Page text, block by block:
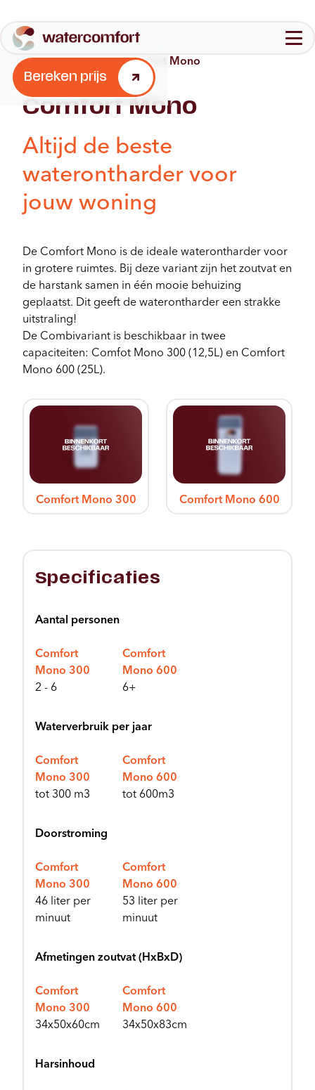
Configureer jouw waterontharder
Aantal personen in jouw huishouden
Aantal badkamers 1 2
Waterontharders
Over ons
FAQ
Bereken prijs
Configurator
Bereken prijs
Home-Producten-Comfort Mono
Comfort Mono
Altijd de beste
waterontharder voor
jouw woning
De Comfort Mono is de ideale waterontharder voor
in grotere ruimtes. Bij deze variant zijn het zoutvat en
de harstank samen in één mooie behuizing
geplaatst. Dit geeft de waterontharder een strakke
uitstraling!
De Combivariant is beschikbaar in twee
capaciteiten: Comfot Mono 300 (12,5L) en Comfort
Mono 600 (25L).
Comfort Mono 300 Comfort Mono 600
Specificaties
Aantal personen
Comfort
Mono 300
2 - 6
Comfort
Mono 600
6+
Waterverbruik per jaar
Comfort
Mono 300
tot 300 m3
Comfort
Mono 600
tot 600m3
Doorstroming
Comfort
Mono 300
46 liter per
minuut
Comfort
Mono 600
53 liter per
minuut
Afmetingen zoutvat (HxBxD)
Comfort
Mono 300
34x50x60cm
Comfort
Mono 600
34x50x83cm
Harsinhoud